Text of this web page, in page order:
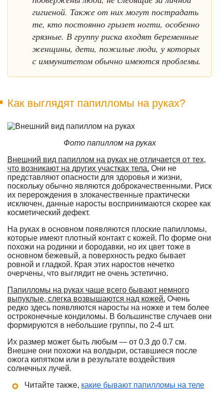
гигиеной. Также от них могут пострадать
те, кто постоянно грызет ногти, особенно
грязные. В группу риска входят беременные
женщины, дети, пожилые люди, у которых
с иммунитетом обычно имеются проблемы.
Как выглядят папилломы на руках?
Фото папиллом на руках
Внешний вид папиллом на руках не отличается от тех,
что возникают на других участках тела. Они не
представляют опасности для здоровья и жизни,
поскольку обычно являются доброкачественными. Риск
их перерождения в злокачественные практически
исключен, данные наросты воспринимаются скорее как
косметический дефект.
На руках в основном появляются плоские папилломы,
которые имеют плотный контакт с кожей. По форме они
похожи на родинки и бородавки, но их цвет тоже в
основном бежевый, а поверхность редко бывает
ровной и гладкой. Края этих наростов нечетко
очерчены, что выглядит не очень эстетично.
Папилломы на руках чаще всего бывают немного
выпуклые, слегка возвышаются над кожей. Очень
редко здесь появляются наросты на ножке и тем более
остроконечные кондиломы. В большинстве случаев они
формируются в небольшие группы, по 2-4 шт.
Их размер может быть любым — от 0.3 до 0.7 см.
Внешне они похожи на волдыри, оставшиеся после
ожога кипятком или в результате воздействия
солнечных лучей.
Читайте также, какие бывают папилломы на теле